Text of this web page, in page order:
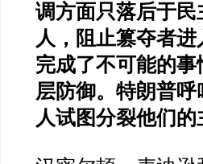
调方面只落后于
人，阻止篡夺者
完成了不可能的
层防御。特朗普
人试图分裂他们的